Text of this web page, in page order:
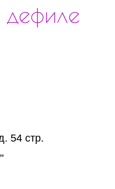
дефиле
54 стр.